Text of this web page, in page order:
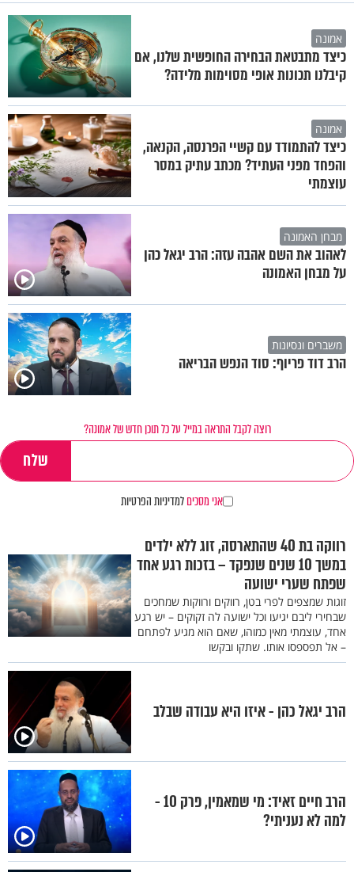
אמונה
כיצד מתבטאת הבחירה החופשית שלנו, אם
קיבלנו תכונות אופי מסוימות מלידה?
אמונה
כיצד להתמודד עם קשיי הפרנסה, הקנאה,
והפחד מפני העתיד? מכתב עתיק במסר
עוצמתי
מבחן האמונה
לאהוב את השם אהבה עזה: הרב יגאל כהן
על מבחן האמונה
משברים ונסיונות
הרב דוד פריוף: סוד הנפש הבריאה
רוצה לקבל התראה במייל על כל תוכן חדש של אמונה?
אני מסכיםלמדיניות הפרטיות
רווקה בת 40 שהתארסה, זוג ללא ילדים
במשך 10 שנים שנפקד – בזכות רגע אחד
שפתח שערי ישועה
זוגות שמצפים לפרי בטן, רווקים ורווקות שמחכים
שבחירי ליבם יגיעו וכל ישועה לה זקוקים – יש רגע
אחד, עוצמתי מאין כמוהו, שאם הוא מגיע לפתחם
– אל תפספסו אותו. שתקו ובקשו
הרב יגאל כהן - איזו היא עבודה שבלב
הרב חיים זאיד: מי שמאמין, פרק 10 -
למה לא נעניתי?